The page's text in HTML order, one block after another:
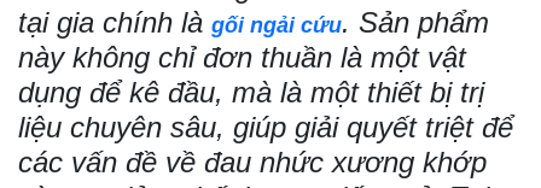
tại gia chính là gối ngải cứu. Sản phẩm
này không chỉ đơn thuần là một vật
dụng để kê đầu, mà là một thiết bị trị
liệu chuyên sâu, giúp giải quyết triệt để
các vấn đề về đau nhức xương khớp